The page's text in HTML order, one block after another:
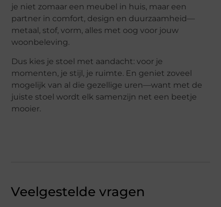
je niet zomaar een meubel in huis, maar een
partner in comfort, design en duurzaamheid—
metaal, stof, vorm, alles met oog voor jouw
woonbeleving.
Dus kies je stoel met aandacht: voor je
momenten, je stijl, je ruimte. En geniet zoveel
mogelijk van al die gezellige uren—want met de
juiste stoel wordt elk samenzijn net een beetje
mooier.
Veelgestelde vragen